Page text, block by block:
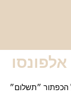
הכפתור ״תשלום״